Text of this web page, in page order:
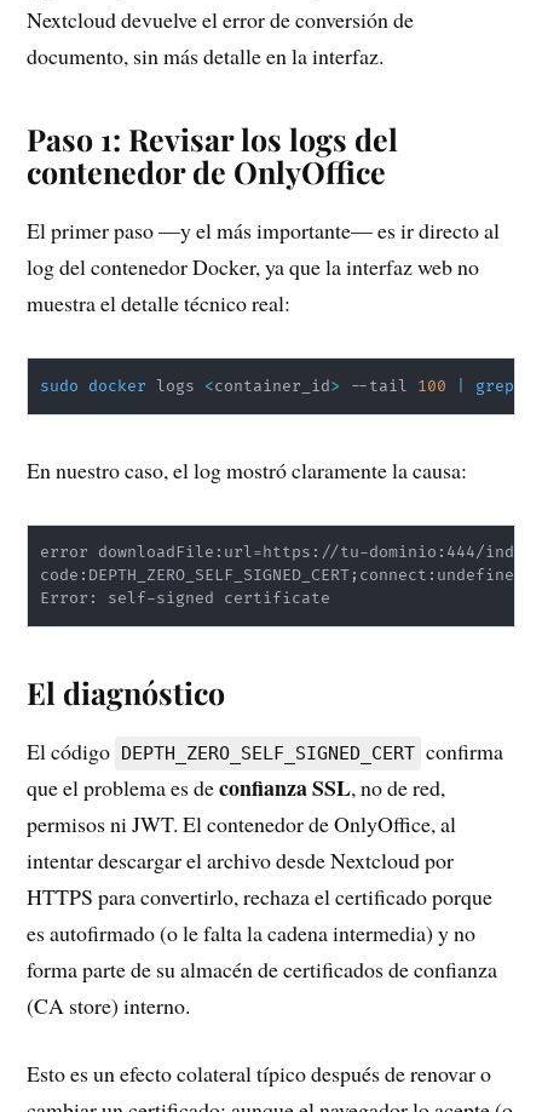
Nextcloud devuelve el error de conversión de
documento, sin más detalle en la interfaz.
Paso 1: Revisar los logs del
contenedor de OnlyOffice
El primer paso —y el más importante— es ir directo al
log del contenedor Docker, ya que la interfaz web no
muestra el detalle técnico real:
sudo docker logs <container_id> --tail 100 grep
En nuestro caso, el log mostró claramente la causa:
error downloadFile:url=https://tu-dominio:444/
code:DEPTH_ZERO_SELF_SIGNED_CERT; connect:undefined
Error: self-signed certificate
El diagnóstico
El código DEPTH_ZERO_SELF_SIGNED_CERT confirma
que el problema es deconfianza SSL, no de red,
permisos ni JWT. El contenedor de OnlyOffice, al
intentar descargar el archivo desde Nextcloud por
HTTPS para convertirlo, rechaza el certificado porque
es autofirmado (o le falta la cadena intermedia) y no
forma parte de su almacén de certificados de confianza
(CA store) interno.
Esto es un efecto colateral típico después de renovar o